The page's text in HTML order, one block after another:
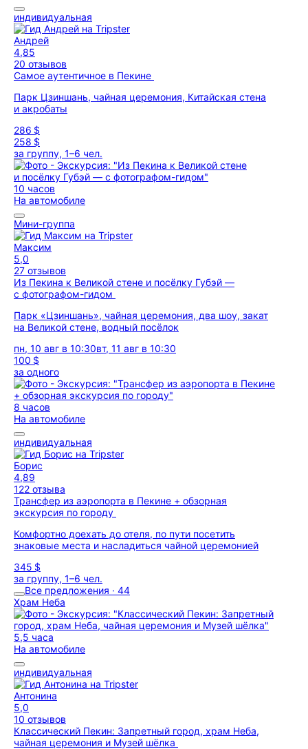
индивидуальная
Андрей
4,85
20 отзывов
Самое аутентичное в Пекине
Парк Цзиншань, чайная церемония, Китайская стена
и акробаты
286 $
258 $
за группу, 1–6 чел.
10 часов
На автомобиле
Мини-группа
Максим
5,0
27 отзывов
Из Пекина к Великой стене и посёлку Губэй —
с фотографом-гидом
Парк «Цзиншань», чайная церемония, два шоу, закат
на Великой стене, водный посёлок
пн, 10 авг в 10:30вт, 11 авг в 10:30
100 $
за одного
8 часов
На автомобиле
индивидуальная
Борис
4,89
122 отзыва
Трансфер из аэропорта в Пекине + обзорная
экскурсия по городу
Комфортно доехать до отеля, по пути посетить
знаковые места и насладиться чайной церемонией
345 $
за группу, 1–6 чел.
Все предложения · 44
Храм Неба
5,5 часа
На автомобиле
индивидуальная
Антонина
5,0
10 отзывов
Классический Пекин: Запретный город, храм Неба,
чайная церемония и Музей шёлка